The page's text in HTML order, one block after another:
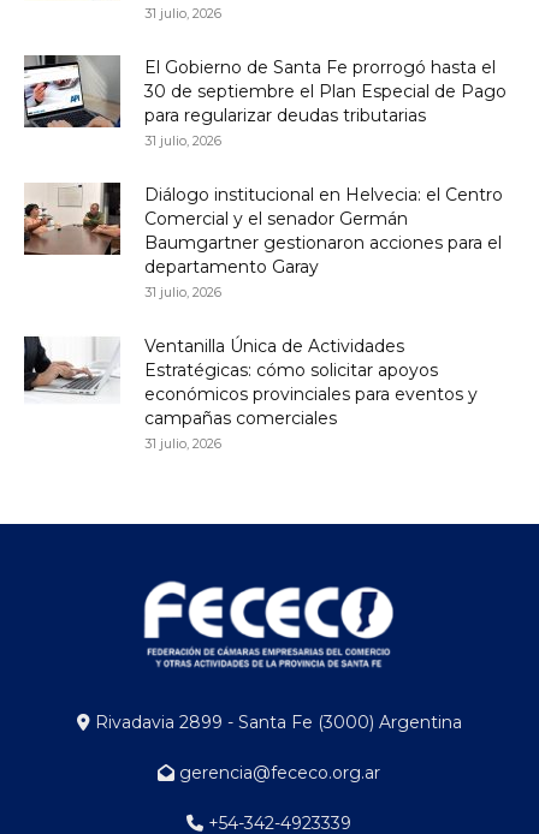
31 julio, 2026
El Gobierno de Santa Fe prorrogó hasta el
30 de septiembre el Plan Especial de Pago
para regularizar deudas tributarias
31 julio, 2026
Diálogo institucional en Helvecia: el Centro
Comercial y el senador Germán
Baumgartner gestionaron acciones para el
departamento Garay
31 julio, 2026
Ventanilla Única de Actividades
Estratégicas: cómo solicitar apoyos
económicos provinciales para eventos y
campañas comerciales
31 julio, 2026
Rivadavia 2899 - Santa Fe (3000) Argentina
gerencia@fececo.org.ar
+54-342-4923339